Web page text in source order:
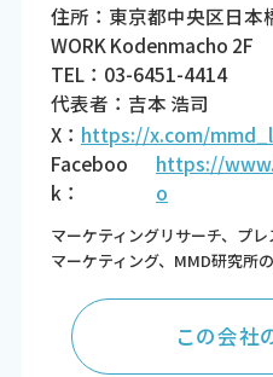
住所：東京都中央区日本
WORK Kodenmacho 2F
TEL：03-6451-4414
代表者：吉本 浩司
X： https://x.com/
Faceboo
k：
https://
o
マーケティングリサーチ、プ
マーケティング、MMD研究所
この会社